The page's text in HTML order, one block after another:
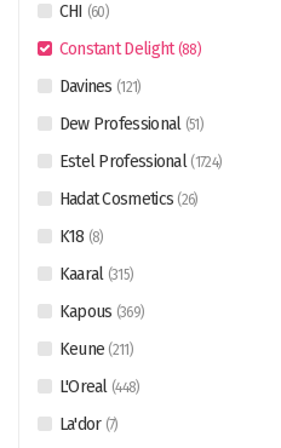
CHI (60)
Constant Delight(88)
Davines (121)
Dew Professional (51 )
Estel Professional (1724)
Hadat Cosmetics (26)
K18 (8)
Kaaral (315)
Kapous (369)
Keune (211 )
L'Oreal (448)
La'dor (7)